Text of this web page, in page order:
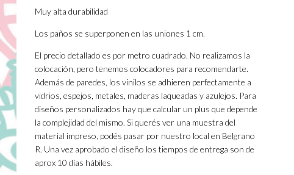
Muy alta durabilidad
Los paños se superponen en las uniones 1 cm.
El precio detallado es por metro cuadrado. No realizamos la
colocación, pero tenemos colocadores para recomendarte.
Además de paredes, los vinilos se adhieren perfectamente a
vidrios, espejos, metales, maderas laqueadas y azulejos. Para
diseños personalizados hay que calcular un plus que depende
la complejidad del mismo. Si querés ver una muestra del
material impreso, podés pasar por nuestro local en Belgrano
R. Una vez aprobado el diseño los tiempos de entrega son de
aprox 10 días hábiles.